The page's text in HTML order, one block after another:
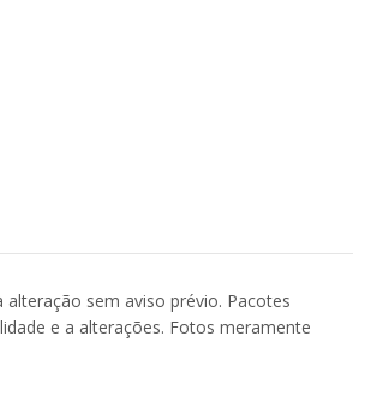
sem aviso prévio. Pacotes
e a alterações. Fotos meramente